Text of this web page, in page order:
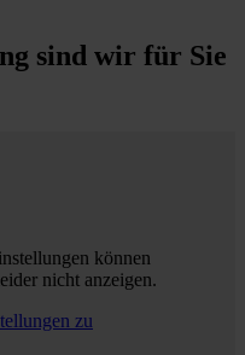
sind wir für Sie
können
nicht anzeigen.
zu